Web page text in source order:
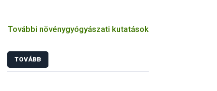
További növénygyógyászati kutatások
TOVÁBB